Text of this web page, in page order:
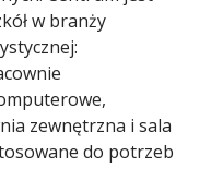
w branży
zewnętrzna i sala
do potrzeb